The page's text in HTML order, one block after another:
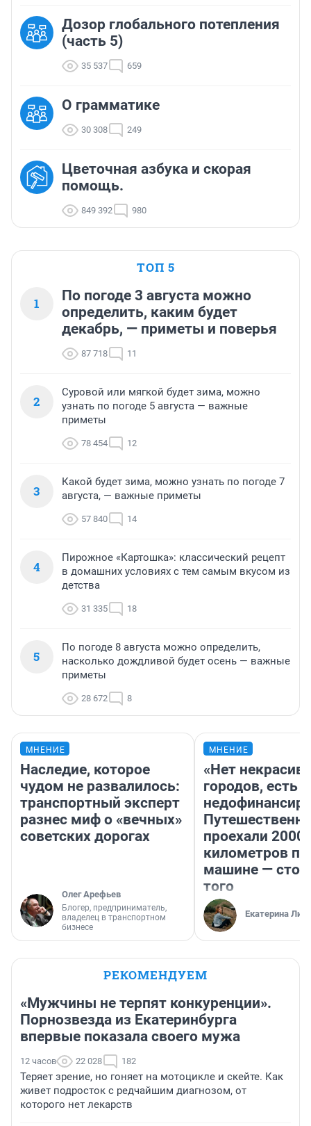
Дозор глобального потепления
(часть 5)
35 537 659
О грамматике
30 308 249
Цветочная азбука и скорая
помощь.
849 392 980
ТОП 5
1
По погоде 3 августа можно
определить, каким будет
декабрь, — приметы и поверья
87 718 11
2
Суровой или мягкой будет зима, можно
узнать по погоде 5 августа — важные
приметы
78 454 12
3
Какой будет зима, можно узнать по погоде 7
августа, — важные приметы
57 840 14
4
Пирожное «Картошка»: классический рецепт
в домашних условиях с тем самым вкусом из
детства
31 335 18
5
По погоде 8 августа можно определить,
насколько дождливой будет осень — важные
приметы
28 672 8
МНЕНИЕ
Наследие, которое
чудом не развалилось:
транспортный эксперт
разнес миф о «вечных»
советских дорогах
Олег Арефьев
Блогер, предприниматель,
владелец в транспортном
бизнесе
МНЕНИЕ
«Нет
городов, есть
проехали 2000
километров по
машине —
того
Екатерина
РЕКОМЕНДУЕМ
«Мужчины не терпят конкуренции».
Порнозвезда из Екатеринбурга
впервые показала своего мужа
12 часов 22 028 182
Теряет зрение, но гоняет на мотоцикле и скейте. Как
живет подросток с редчайшим диагнозом, от
которого нет лекарств